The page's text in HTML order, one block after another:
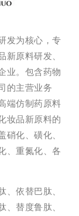
发为核心，专
原料研发、
业。包含药物
的主营业务
端仿制药原料
妆品新原料的
化、磺化、
、重氮化、各
依替巴肽、
替度鲁肽、